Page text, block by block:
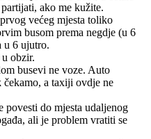
ako me kužite.
većeg mjesta toliko
busom prema negdje (u 6
u 6 ujutro.
obzir.
busevi ne voze. Auto
a taxiji ovdje ne
povesti do mjesta udaljenog
ali je problem vratiti se